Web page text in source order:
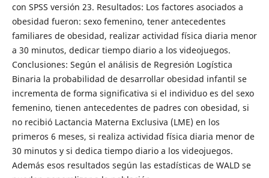
con SPSS versión 23. Resultados: Los factores asociados a
obesidad fueron: sexo femenino, tener antecedentes
familiares de obesidad, realizar actividad física diaria menor
a 30 minutos, dedicar tiempo diario a los videojuegos.
Conclusiones: Según el análisis de Regresión Logística
Binaria la probabilidad de desarrollar obesidad infantil se
incrementa de forma significativa si el individuo es del sexo
femenino, tienen antecedentes de padres con obesidad, si
no recibió Lactancia Materna Exclusiva (LME) en los
primeros 6 meses, si realiza actividad física diaria menor de
30 minutos y si dedica tiempo diario a los videojuegos.
Además esos resultados según las estadísticas de WALD se